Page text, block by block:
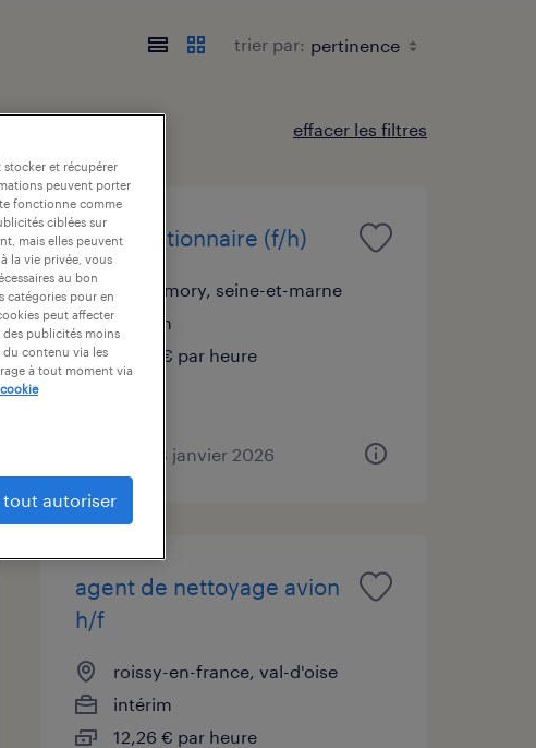
trier par:
effacer les filtres
manutentionnaire (f/h)
mitry-mory, seine-et-marne
intérim
12,02 € par heure
publié le 13 janvier 2026
agent de nettoyage avion
h/f
roissy-en-france, val-d'oise
intérim
12,26 € par heure
stocker et récupérer
peuvent porter
fonctionne comme
ciblées sur
mais elles peuvent
la vie privée, vous
au bon
catégories pour en
peut affecter
des publicités moins
du contenu via les
à tout moment via
tout autoriser